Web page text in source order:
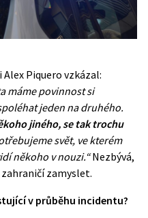
Piquero vzkázal:
máme povinnost si
jeden na druhého.
jiného, se tak trochu
svět, ve kterém
někoho v nouzi.“Nezbývá,
zamyslet.
v průběhu incidentu?